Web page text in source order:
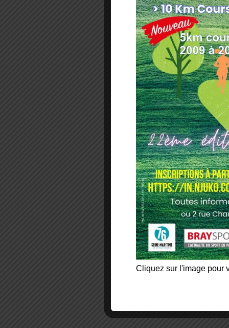
Cliquez sur l'image pour